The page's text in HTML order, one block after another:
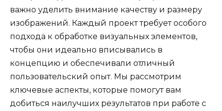
важно уделить внимание качеству и размеру
изображений. Каждый проект требует особого
подхода к обработке визуальных элементов,
чтобы они идеально вписывались в
концепцию и обеспечивали отличный
пользовательский опыт. Мы рассмотрим
ключевые аспекты, которые помогут вам
добиться наилучших результатов при работе с